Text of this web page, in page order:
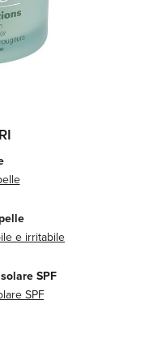
e irritabile
SPF
SPF